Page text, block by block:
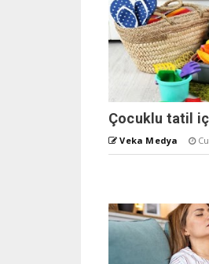
Çocuklu tatil
Veka Medya